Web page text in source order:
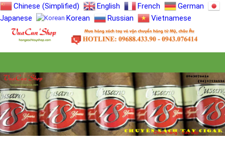
Chinese (Simplified) English French
German
Japanese
Korean Russian Vietnamese